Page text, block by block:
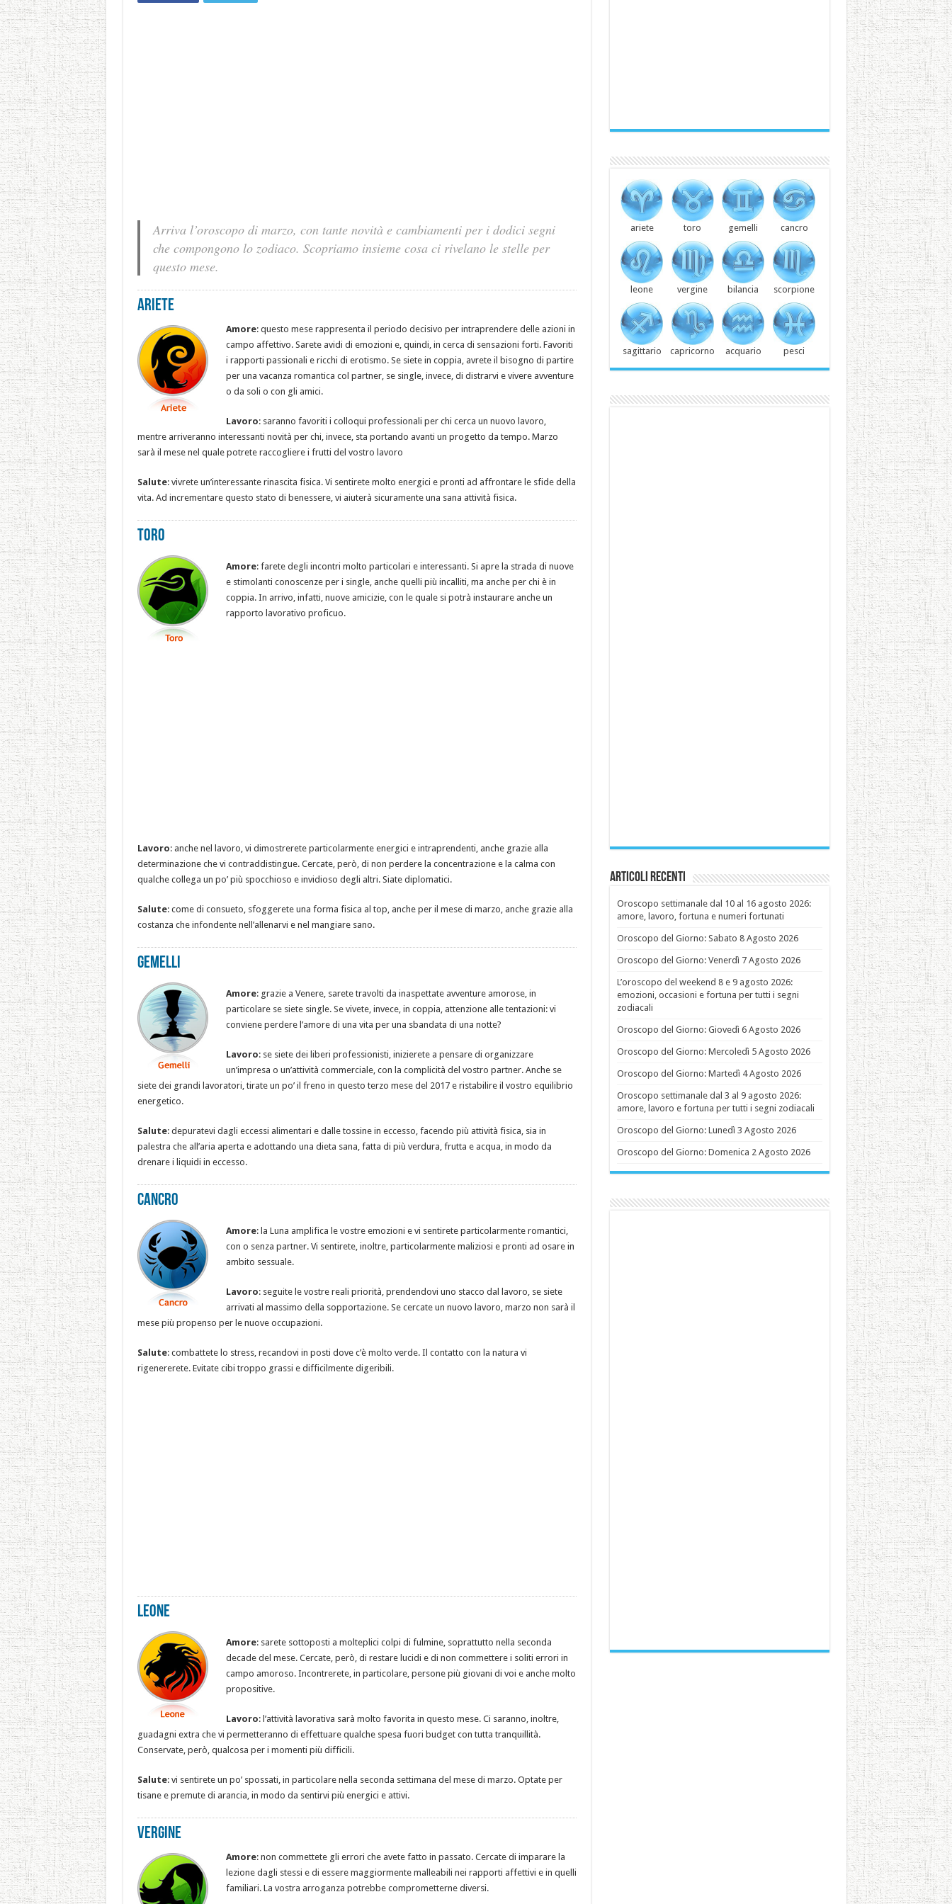
Arriva l’oroscopo di marzo, con tante novità e cambiamenti per i dodici segni
che compongono lo zodiaco. Scopriamo insieme cosa ci rivelano le stelle per
questo mese.
Ariete
Amore: questo mese rappresenta il periodo decisivo per intraprendere delle azioni in
campo affettivo. Sarete avidi di emozioni e, quindi, in cerca di sensazioni forti. Favoriti
i rapporti passionali e ricchi di erotismo. Se siete in coppia, avrete il bisogno di partire
per una vacanza romantica col partner, se single, invece, di distrarvi e vivere avventure
o da soli o con gli amici.
Lavoro: saranno favoriti i colloqui professionali per chi cerca un nuovo lavoro,
mentre arriveranno interessanti novità per chi, invece, sta portando avanti un progetto da tempo. Marzo
sarà il mese nel quale potrete raccogliere i frutti del vostro lavoro
Salute: vivrete un’interessante rinascita fisica. Vi sentirete molto energici e pronti ad affrontare le sfide della
vita. Ad incrementare questo stato di benessere, vi aiuterà sicuramente una sana attività fisica.
Toro
Amore: farete degli incontri molto particolari e interessanti. Si apre la strada di nuove
e stimolanti conoscenze per i single, anche quelli più incalliti, ma anche per chi è in
coppia. In arrivo, infatti, nuove amicizie, con le quale si potrà instaurare anche un
rapporto lavorativo proficuo.
Lavoro: anche nel lavoro, vi dimostrerete particolarmente energici e intraprendenti, anche grazie alla
determinazione che vi contraddistingue. Cercate, però, di non perdere la concentrazione e la calma con
qualche collega un po’ più spocchioso e invidioso degli altri. Siate diplomatici.
Salute: come di consueto, sfoggerete una forma fisica al top, anche per il mese di marzo, anche grazie alla
costanza che infondente nell’allenarvi e nel mangiare sano.
Gemelli
Amore: grazie a Venere, sarete travolti da inaspettate avventure amorose, in
particolare se siete single. Se vivete, invece, in coppia, attenzione alle tentazioni: vi
conviene perdere l’amore di una vita per una sbandata di una notte?
Lavoro: se siete dei liberi professionisti, inizierete a pensare di organizzare
un’impresa o un’attività commerciale, con la complicità del vostro partner. Anche se
siete dei grandi lavoratori, tirate un po’ il freno in questo terzo mese del 2017 e ristabilire il vostro equilibrio
energetico.
Salute: depuratevi dagli eccessi alimentari e dalle tossine in eccesso, facendo più attività fisica, sia in
palestra che all’aria aperta e adottando una dieta sana, fatta di più verdura, frutta e acqua, in modo da
drenare i liquidi in eccesso.
Cancro
Amore: la Luna amplifica le vostre emozioni e vi sentirete particolarmente romantici,
con o senza partner. Vi sentirete, inoltre, particolarmente maliziosi e pronti ad osare in
ambito sessuale.
Lavoro: seguite le vostre reali priorità, prendendovi uno stacco dal lavoro, se siete
arrivati al massimo della sopportazione. Se cercate un nuovo lavoro, marzo non sarà il
mese più propenso per le nuove occupazioni.
Salute: combattete lo stress, recandovi in posti dove c’è molto verde. Il contatto con la natura vi
rigenererete. Evitate cibi troppo grassi e difficilmente digeribili.
Leone
Amore: sarete sottoposti a molteplici colpi di fulmine, soprattutto nella seconda
decade del mese. Cercate, però, di restare lucidi e di non commettere i soliti errori in
campo amoroso. Incontrerete, in particolare, persone più giovani di voi e anche molto
propositive.
Lavoro: l’attività lavorativa sarà molto favorita in questo mese. Ci saranno, inoltre,
guadagni extra che vi permetteranno di effettuare qualche spesa fuori budget con tutta tranquillità.
Conservate, però, qualcosa per i momenti più difficili.
Salute: vi sentirete un po’ spossati, in particolare nella seconda settimana del mese di marzo. Optate per
tisane e premute di arancia, in modo da sentirvi più energici e attivi.
Vergine
Amore: non commettete gli errori che avete fatto in passato. Cercate di imparare la
lezione dagli stessi e di essere maggiormente malleabili nei rapporti affettivi e in quelli
familiari. La vostra arroganza potrebbe comprometterne diversi.
ariete toro gemelli cancro
leone vergine bilancia scorpione
sagittario capricorno acquario pesci
Articoli recenti
Oroscopo settimanale dal 10 al 16 agosto 2026:
amore, lavoro, fortuna e numeri fortunati
Oroscopo del Giorno: Sabato 8 Agosto 2026
Oroscopo del Giorno: Venerdì 7 Agosto 2026
L’oroscopo del weekend 8 e 9 agosto 2026:
emozioni, occasioni e fortuna per tutti i segni
zodiacali
Oroscopo del Giorno: Giovedì 6 Agosto 2026
Oroscopo del Giorno: Mercoledì 5 Agosto 2026
Oroscopo del Giorno: Martedì 4 Agosto 2026
Oroscopo settimanale dal 3 al 9 agosto 2026:
amore, lavoro e fortuna per tutti i segni zodiacali
Oroscopo del Giorno: Lunedì 3 Agosto 2026
Oroscopo del Giorno: Domenica 2 Agosto 2026